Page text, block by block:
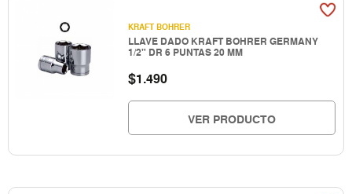
KRAFT BOHRER
LLAVE DADO KRAFT BOHRER GERMANY
1/2" DR 6 PUNTAS 20 MM
$1.490
VER PRODUCTO